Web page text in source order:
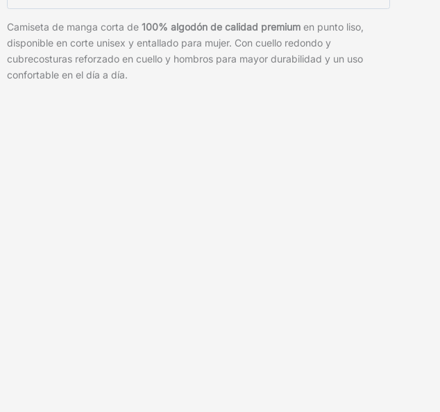
Camiseta de manga corta de 100% algodón de calidad premium en punto liso,
disponible en corte unisex y entallado para mujer. Con cuello redondo y
cubrecosturas reforzado en cuello y hombros para mayor durabilidad y un uso
confortable en el día a día.